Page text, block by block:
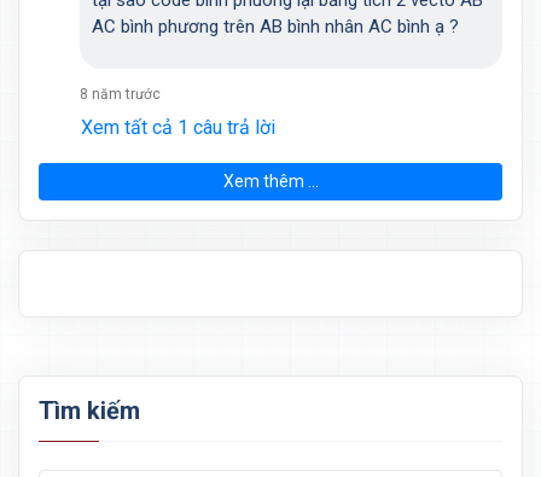
AC bình phương trên AB bình nhân AC bình ạ ?
8 năm trước
Xem tất cả 1 câu trả lời
Xem thêm ...
Tìm kiếm